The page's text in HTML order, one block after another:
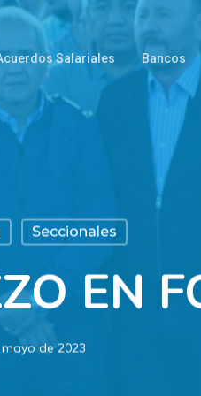
Salariales Bancos
Seccionales
EN
de 2023